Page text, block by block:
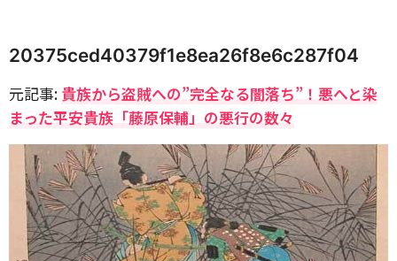
20375ced40379f1e8ea26f8e6c287f04
元記事: 貴族から盗賊への”完全なる闇落ち”！悪へと染
まった平安貴族「藤原保輔」の悪行の数々